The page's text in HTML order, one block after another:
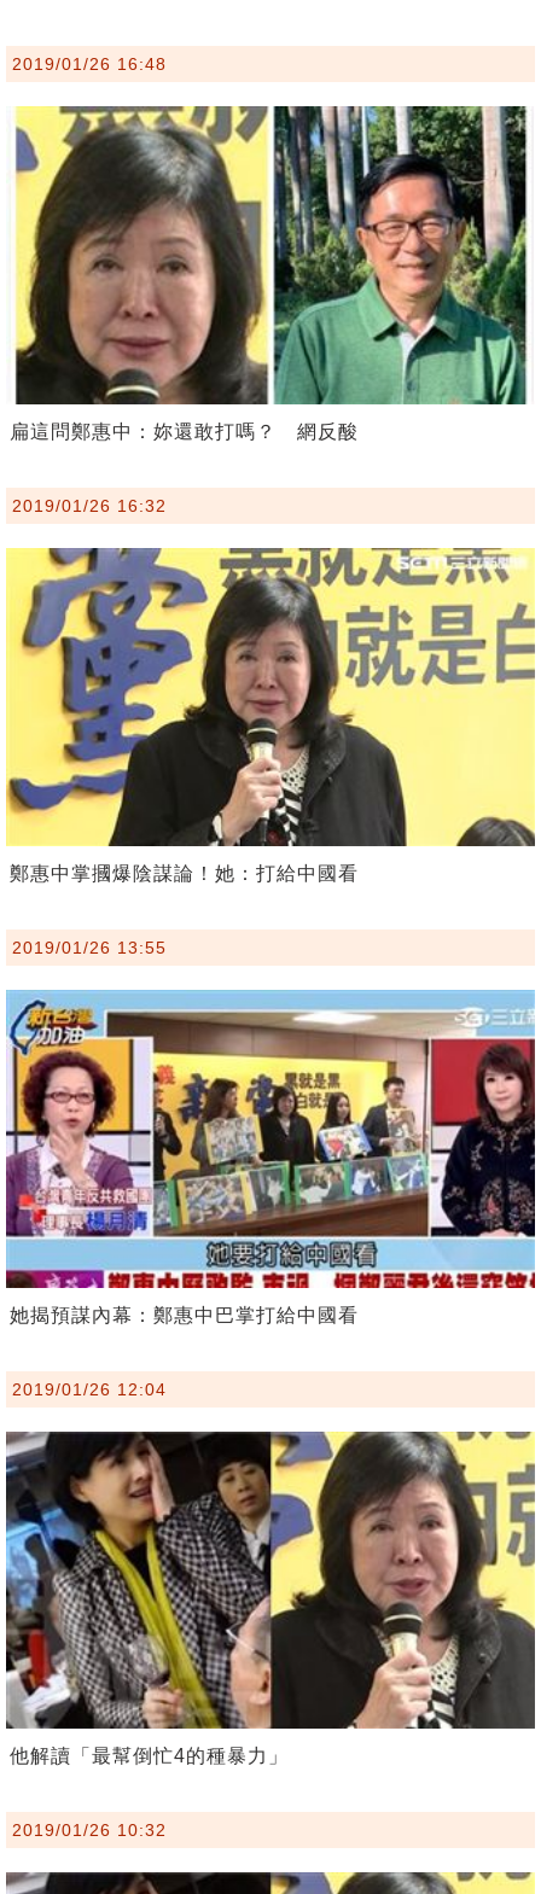
2019/01/26 16:48
扁這問鄭惠中：妳還敢打嗎？ 網反酸
2019/01/26 16:32
鄭惠中掌摑爆陰謀論！她：打給中國看
2019/01/26 13:55
她揭預謀內幕：鄭惠中巴掌打給中國看
2019/01/26 12:04
他解讀「最幫倒忙4的種暴力」
2019/01/26 10:32